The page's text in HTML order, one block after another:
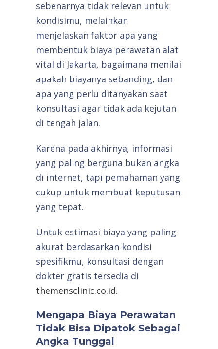
sebenarnya tidak relevan untuk
kondisimu, melainkan
menjelaskan faktor apa yang
membentuk biaya perawatan alat
vital di Jakarta, bagaimana menilai
apakah biayanya sebanding, dan
apa yang perlu ditanyakan saat
konsultasi agar tidak ada kejutan
di tengah jalan.
Karena pada akhirnya, informasi
yang paling berguna bukan angka
di internet, tapi pemahaman yang
cukup untuk membuat keputusan
yang tepat.
Untuk estimasi biaya yang paling
akurat berdasarkan kondisi
spesifikmu, konsultasi dengan
dokter gratis tersedia di
themensclinic.co.id.
Mengapa Biaya Perawatan
Tidak Bisa Dipatok Sebagai
Angka Tunggal